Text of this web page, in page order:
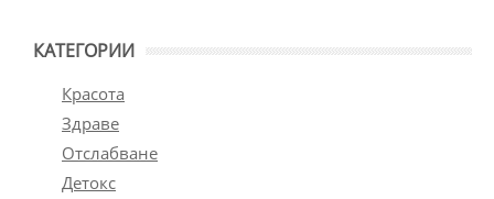
КАТЕГОРИИ
Красота
Здраве
Отслабване
Детокс